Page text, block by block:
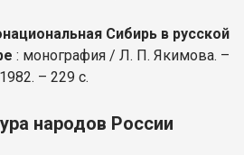
Сибирь в русской
: монография / Л. П. Якимова. –
– 229 с.
народов России